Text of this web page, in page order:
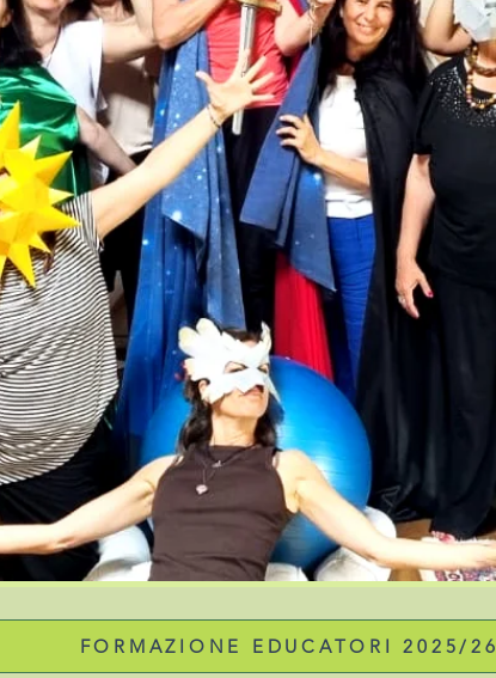
FORMAZIONE EDUCATORI 2025/26